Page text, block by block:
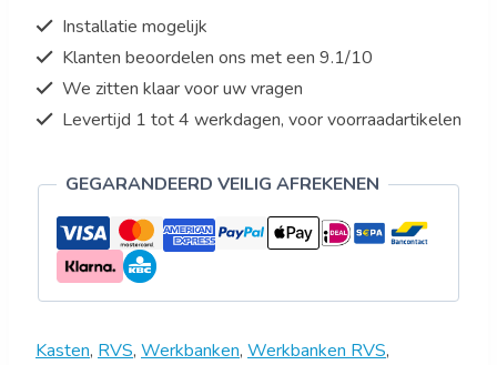
Installatie mogelijk
Klanten beoordelen ons met een 9.1/10
We zitten klaar voor uw vragen
Levertijd 1 tot 4 werkdagen, voor voorraadartikelen
GEGARANDEERD VEILIG AFREKENEN
Kasten, RVS, Werkbanken, Werkbanken RVS,